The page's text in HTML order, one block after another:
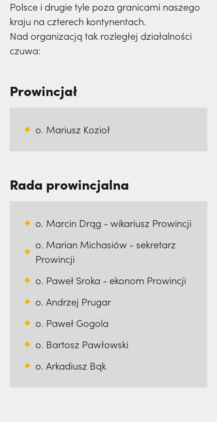
Polsce i drugie tyle poza granicami naszego
kraju na czterech kontynentach.
Nad organizacją tak rozległej działalności
czuwa:
Prowincjał
o. Mariusz Kozioł
Rada prowincjalna
o. Marcin Drąg - wikariusz Prowincji
o. Marian Michasiów - sekretarz
Prowincji
o. Paweł Sroka - ekonom Prowincji
o. Andrzej Prugar
o. Paweł Gogola
o. Bartosz Pawłowski
o. Arkadiusz Bąk